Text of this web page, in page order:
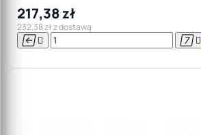
217,38 zł
232,38 zł z dostawą
   